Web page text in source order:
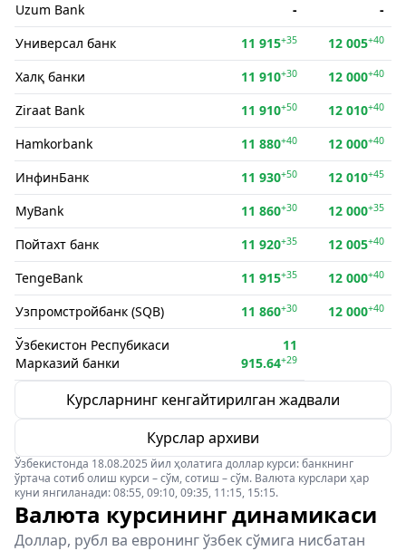
Uzum Bank -
-
Универсал банк
11 915+35 12 005+40
Халқ банки 11 910+30 12 000+40
Ziraat Bank 11 910+50 12 010+40
Hamkorbank 11 880+40 12 000+40
ИнфинБанк 11 930+50 12 010+45
MyBank 11 860+30 12 000+35
Пойтахт банк 11 920+35 12 005+40
TengeBank 11 915+35 12 000+40
Узпромстройбанк (SQB) 11 860+30 12 000+40
Ўзбекистон Респубикаси
Марказий банки
11
915.64+29
Курсларнинг кенгайтирилган жадвали
Курслар архиви
Ўзбекистонда 18.08.2025 йил ҳолатига доллар курси: банкнинг
ўртача сотиб олиш курси – сўм, сотиш – сўм. Валюта курслари ҳар
куни янгиланади: 08:55, 09:10, 09:35, 11:15, 15:15.
Валюта курсининг динамикаси
Доллар, рубл ва евронинг ўзбек сўмига нисбатан